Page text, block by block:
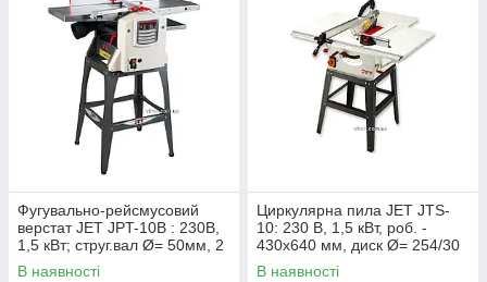
Фугувально-рейсмусовий
верстат JET JPT-10B : 230В,
1,5 кВт; струг.вал Ø= 50мм, 2
ножі- 261х16,5х1,5
В наявності
Циркулярна пила JET JTS-
10: 230 В, 1,5 кВт, роб. -
430х640 мм, диск Ø= 254/30
мм, нах. 0-45°
В наявності